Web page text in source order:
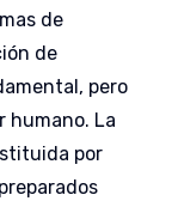
de
de
pero
humano. La
por